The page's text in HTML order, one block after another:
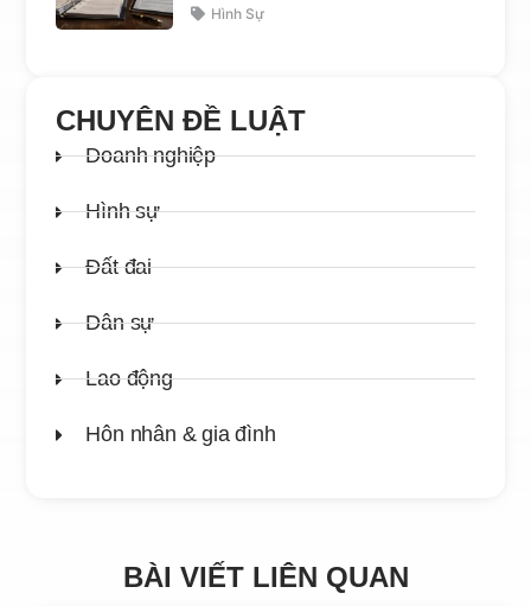
Hình Sự
CHUYÊN ĐỀ LUẬT
Doanh nghiệp
Hình sự
Đất đai
Dân sự
Lao động
Hôn nhân & gia đình
BÀI VIẾT LIÊN QUAN